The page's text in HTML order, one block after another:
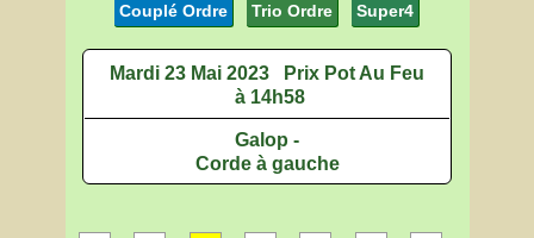
Couplé Ordre Trio Ordre Super4
Mardi 23 Mai 2023
Prix Pot Au Feu
à 14h58
Galop -
Corde à gauche